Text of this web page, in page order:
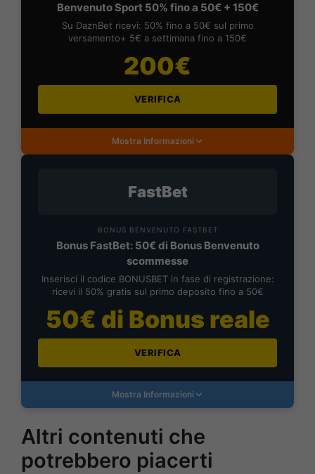
Benvenuto Sport 50% fino a 50€ + 150€
Su DaznBet ricevi: 50% fino a 50€ sul primo
versamento+ 5€ a settimana fino a 150€
200€
VERIFICA
Mostra Informazioni
FastBet
BONUS BENVENUTO FASTBET
Bonus FastBet: 50€ di Bonus Benvenuto
scommesse
Inserisci il codice BONUSBET in fase di registrazione:
ricevi il 50% gratis sul primo deposito fino a 50€
50€ di Bonus reale
VERIFICA
Mostra Informazioni
Altri contenuti che
potrebbero piacerti